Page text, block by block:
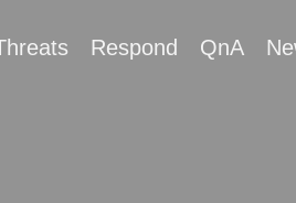
Respond QnA